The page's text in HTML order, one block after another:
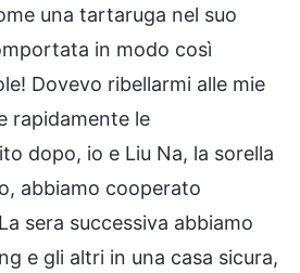
una tartaruga nel suo
in modo così
Dovevo ribellarmi alle mie
rapidamente le
dopo, io e Liu Na, la sorella
abbiamo cooperato
sera successiva abbiamo
e gli altri in una casa sicura,